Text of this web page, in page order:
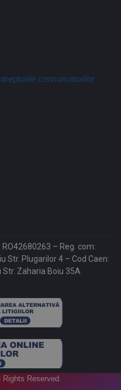
consumatorilor
RO42680263 – Reg. com:
Str. Plugarilor 4 – Cod Caen:
Zaharia Boiu 35A
Reserved.